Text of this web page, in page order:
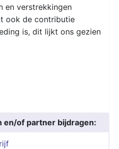
en verstrekkingen
ook de contributie
is, dit lijkt ons gezien
en/of partner bijdragen: